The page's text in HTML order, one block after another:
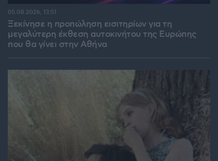
Ξεκίνησε η προπώληση εισιτηρίων για τη
μεγαλύτερη έκθεση αυτοκινήτου της Ευρώπης
που θα γίνει στην Αθήνα
05.08.2026, 13:51